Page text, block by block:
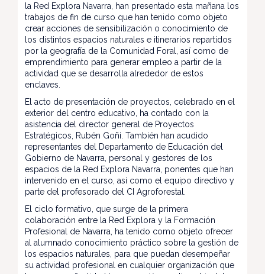
la Red Explora Navarra, han presentado esta mañana los
trabajos de fin de curso que han tenido como objeto
crear acciones de sensibilización o conocimiento de
los distintos espacios naturales e itinerarios repartidos
por la geografía de la Comunidad Foral, así como de
emprendimiento para generar empleo a partir de la
actividad que se desarrolla alrededor de estos
enclaves.
El acto de presentación de proyectos, celebrado en el
exterior del centro educativo, ha contado con la
asistencia del director general de Proyectos
Estratégicos, Rubén Goñi. También han acudido
representantes del Departamento de Educación del
Gobierno de Navarra, personal y gestores de los
espacios de la Red Explora Navarra, ponentes que han
intervenido en el curso, así como el equipo directivo y
parte del profesorado del CI Agroforestal.
El ciclo formativo, que surge de la primera
colaboración entre la Red Explora y la Formación
Profesional de Navarra, ha tenido como objeto ofrecer
al alumnado conocimiento práctico sobre la gestión de
los espacios naturales, para que puedan desempeñar
su actividad profesional en cualquier organización que